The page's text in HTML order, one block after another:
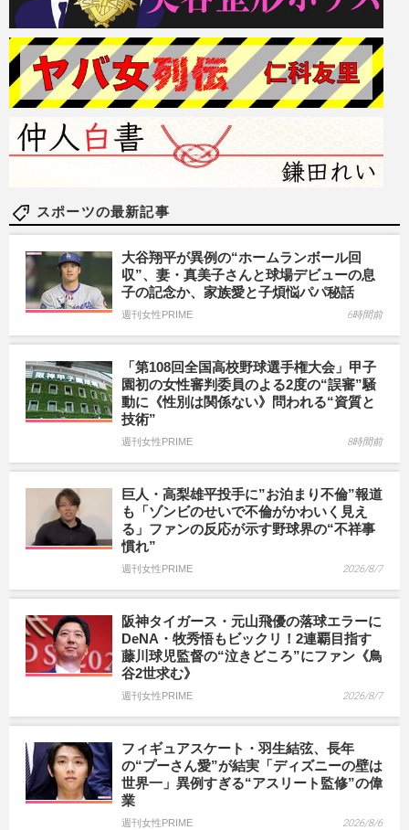
スポーツの最新記事
大谷翔平が異例の“ホームランボール回
収”、妻・真美子さんと球場デビューの息
子の記念か、家族愛と子煩悩パパ秘話
週刊女性PRIME 6時間前
「第108回全国高校野球選手権大会」甲子
園初の女性審判委員のよる2度の“誤審”騒
動に《性別は関係ない》問われる“資質と
技術”
週刊女性PRIME 8時間前
巨人・高梨雄平投手に”お泊まり不倫”報道
も「ゾンビのせいで不倫がかわいく見え
る」ファンの反応が示す野球界の“不祥事
慣れ”
週刊女性PRIME 2026/8/7
阪神タイガース・元山飛優の落球エラーに
DeNA・牧秀悟もビックリ！2連覇目指す
藤川球児監督の“泣きどころ”にファン《鳥
谷2世求む》
週刊女性PRIME 2026/8/7
フィギュアスケート・羽生結弦、長年
の“プーさん愛”が結実「ディズニーの壁は
世界一」異例すぎる“アスリート監修”の偉
業
週刊女性PRIME 2026/8/6